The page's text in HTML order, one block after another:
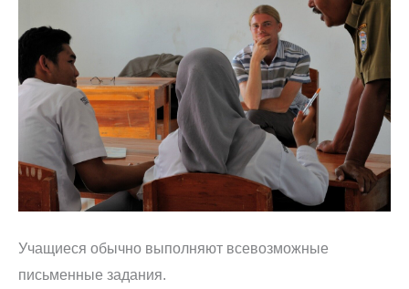
Учащиеся обычно выполняют всевозможные
письменные задания.